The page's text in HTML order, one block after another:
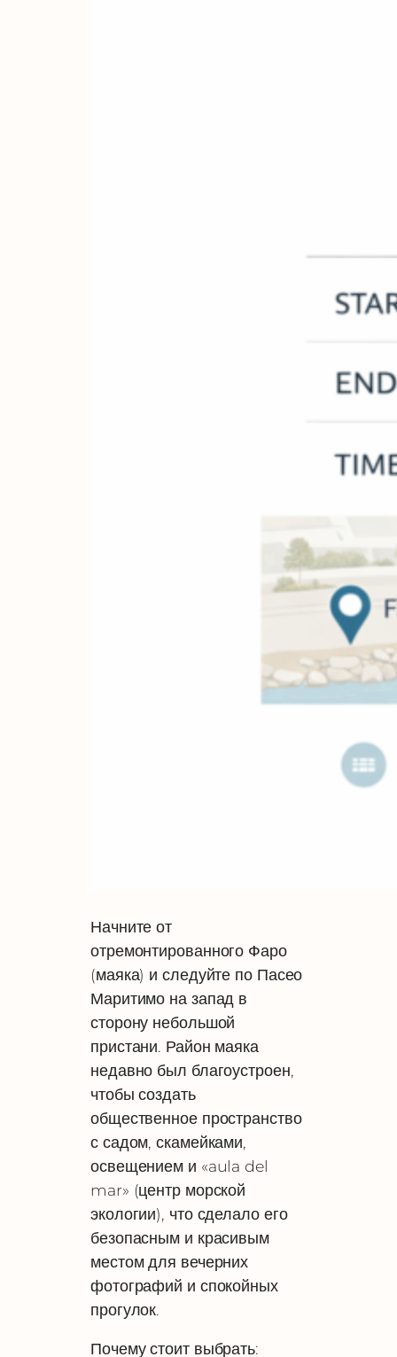
Начните от
отремонтированного Фаро
(маяка) и следуйте по Пасео
Маритимо на запад в
сторону небольшой
пристани. Район маяка
недавно был благоустроен,
чтобы создать
общественное пространство
с садом, скамейками,
освещением и «aula del
mar» (центр морской
экологии), что сделало его
безопасным и красивым
местом для вечерних
фотографий и спокойных
прогулок.
Почему стоит выбрать: